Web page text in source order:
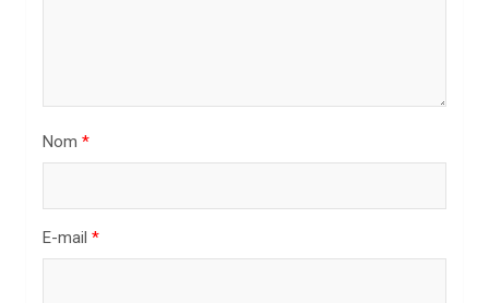
Nom *
E-mail *